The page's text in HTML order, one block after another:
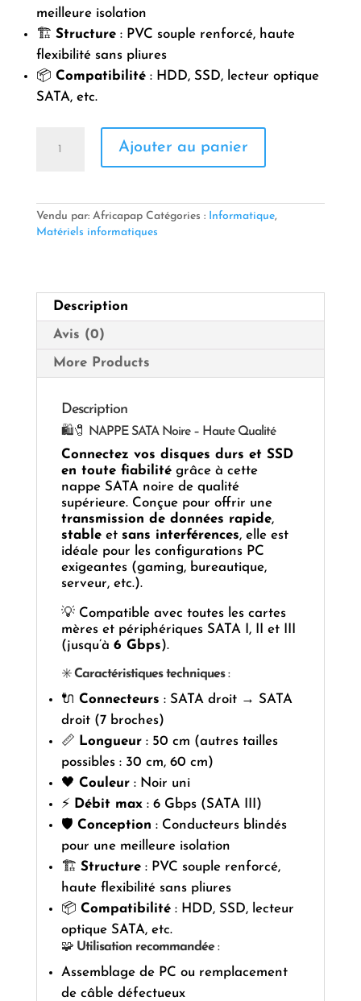
meilleure isolation
🏗️ Structure: PVC souple renforcé, haute
flexibilité sans pliures
📦 Compatibilité: HDD, SSD, lecteur optique
SATA, etc.
DE
QUALITÉ
Ajouter au panier
Vendu par: Africapap Catégories : Informatique,
Matériels informatiques
Description
Avis (0)
More Products
Description
🛍️🧷 NAPPE SATA Noire – Haute Qualité
Connectez vos disques durs et SSD
en toute fiabilitégrâce à cette
nappe SATA noire de qualité
supérieure. Conçue pour offrir une
transmission de données rapide,
stableet sans interférences, elle est
idéale pour les configurations PC
exigeantes (gaming, bureautique,
serveur, etc.).
💡 Compatible avec toutes les cartes
mères et périphériques SATA I, II et III
(jusqu’à 6 Gbps).
✳️Caractéristiques techniques:
🔌 Connecteurs : SATA droit → SATA
droit (7 broches)
📏 Longueur: 50 cm (autres tailles
possibles : 30 cm, 60 cm)
🖤 Couleur: Noir uni
⚡
Débit max: 6 Gbps (SATA III)
🛡️ Conception : Conducteurs blindés
pour une meilleure isolation
🏗️ Structure: PVC souple renforcé,
haute flexibilité sans pliures
📦 Compatibilité: HDD, SSD, lecteur
optique SATA, etc.
🧩 Utilisation recommandée:
Assemblage de PC ou remplacement
de câble défectueux